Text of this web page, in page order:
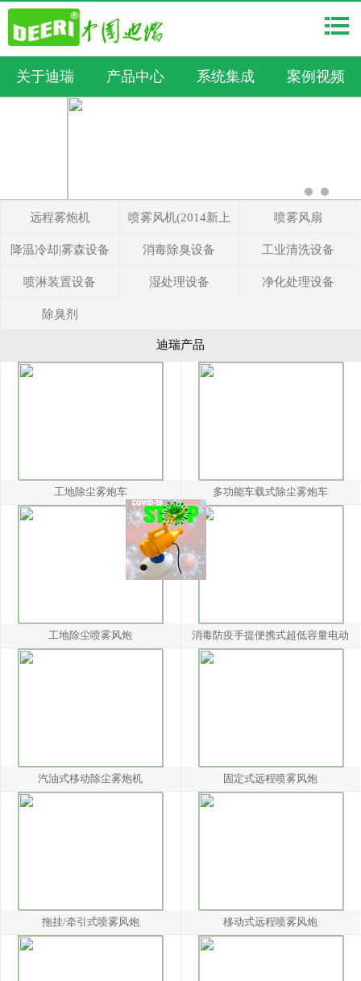
关于迪瑞 产品中心 系统集成 案例视频
远程雾炮机 喷雾风机(2014新上
市)
喷雾风扇
降温冷却|雾森设备 消毒除臭设备 工业清洗设备
喷淋装置设备 湿处理设备 净化处理设备
除臭剂
迪瑞产品
工地除尘雾炮车 多功能车载式除尘雾炮车
工地除尘喷雾风炮 消毒防疫手提便携式超低容量电动
汽油式移动除尘雾炮机 固定式远程喷雾风炮
拖挂/牵引式喷雾风炮 移动式远程喷雾风炮